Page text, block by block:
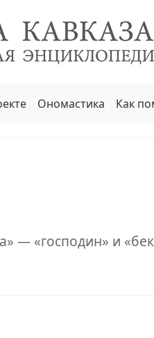
Ономастика Как
— «господин» и